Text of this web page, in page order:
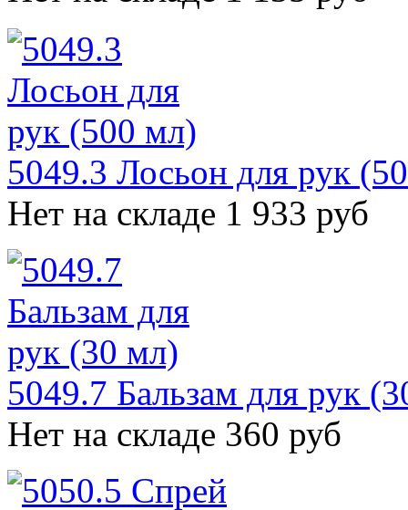
5049.3 Лосьон для рук
Нет на складе 1 933 руб
5049.7 Бальзам для рук
Нет на складе 360 руб